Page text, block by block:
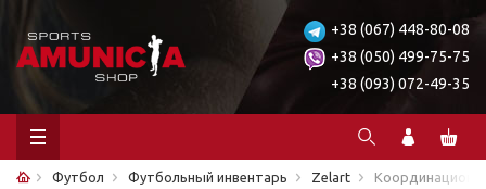
+38 (067) 448-80-08
+38 (050) 499-75-75
+38 (093) 072-49-35
Футбол Футбольный инвентарь Zelart